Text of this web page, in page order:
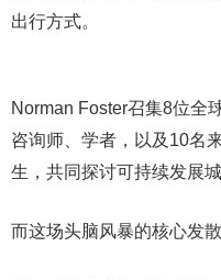
出行方式。
Norman Foster召集8位全
咨询师、学者，以及10名
生，共同探讨可持续发展
而这场头脑风暴的核心发